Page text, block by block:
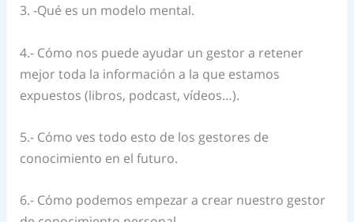
3. -Qué es un modelo mental.
4.- Cómo nos puede ayudar un gestor a retener
mejor toda la información a la que estamos
expuestos (libros, podcast, vídeos…).
5.- Cómo ves todo esto de los gestores de
conocimiento en el futuro.
6.- Cómo podemos empezar a crear nuestro gestor